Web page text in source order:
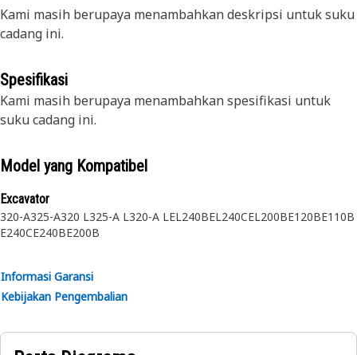
Kami masih berupaya menambahkan deskripsi untuk suku
cadang ini.
Spesifikasi
Kami masih berupaya menambahkan spesifikasi untuk
suku cadang ini.
Model yang Kompatibel
Excavator
320-A325-A320 L325-A L320-A LEL240BEL240CEL200BE120BE110B
E240CE240BE200B
Informasi Garansi
Kebijakan Pengembalian